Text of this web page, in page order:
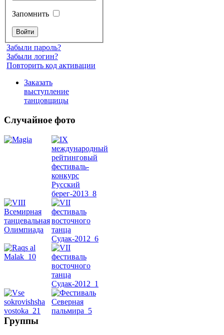
Запомнить
Забыли пароль?
Забыли логин?
Повторить код активации
Заказать
выступление
танцовщицы
Случайное фото
Танец
Группы